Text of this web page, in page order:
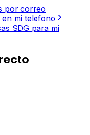
por correo
mi teléfono
SDG para mi